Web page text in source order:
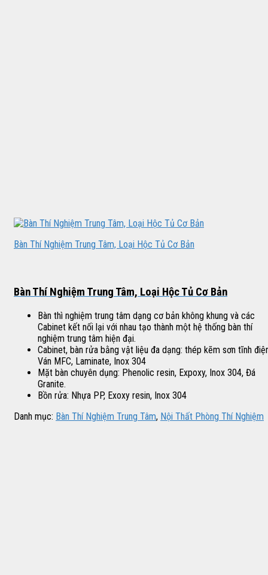
Bàn Thí Nghiệm Trung Tâm, Loại Hộc Tủ Cơ Bản
Bàn Thí Nghiệm Trung Tâm, Loại Hộc Tủ Cơ Bản
Bàn thì nghiệm trung tâm dạng cơ bản không khung và các
Cabinet kết nối lại với nhau tạo thành một hệ thống bàn thí
nghiệm trung tâm hiện đại.
Cabinet, bàn rửa bằng vật liệu đa dạng: thép kẽm sơn tĩnh
Ván MFC, Laminate, Inox 304
Mặt bàn chuyên dụng: Phenolic resin, Expoxy, Inox 304, Đá
Granite.
Bồn rửa: Nhựa PP, Exoxy resin, Inox 304
Danh mục: Bàn Thí Nghiệm Trung Tâm, Nội Thất Phòng Thí Nghiệm